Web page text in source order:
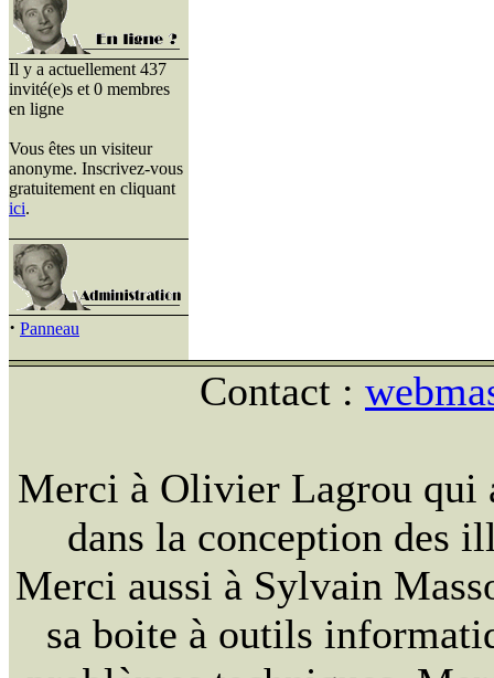
Il y a actuellement 437
invité(e)s et 0 membres
en ligne
Vous êtes un visiteur
anonyme. Inscrivez-vous
gratuitement en cliquant
ici.
· Panneau
Contact :
Merci à Olivier Lagrou qui
dans la conception des
Merci aussi à Sylvain
sa boite à outils